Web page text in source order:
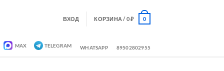
ВХОД КОРЗИНА /0₽ 0
MAX TELEGRAM WHATSAPP 89502802955